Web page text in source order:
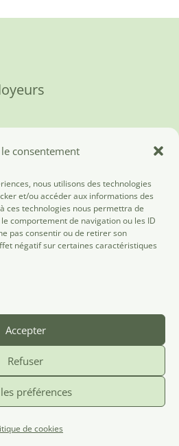
consentement
nous utilisons des technologies
et/ou accéder aux informations des
ces technologies nous permettra de
comportement de navigation ou les ID
pas consentir ou de retirer son
négatif sur certaines caractéristiques
Accepter
Refuser
préférences
de cookies
ASBL
Tanneurs, 186
Bruxelles
537.11.06
Politique de confidentialité